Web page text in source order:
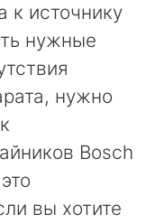
к источнику
нужные
нужно
Bosch
вы хотите